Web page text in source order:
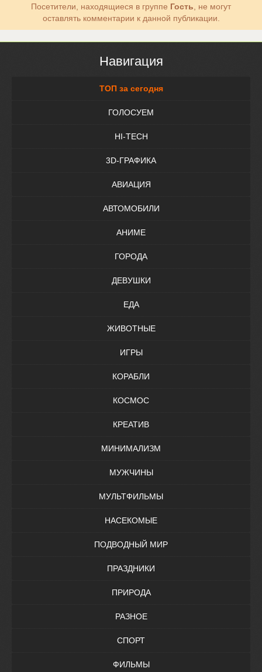
Посетители, находящиеся в группе Гость , не могут
оставлять комментарии к данной публикации.
Навигация
ТОП за сегодня
ГОЛОСУЕМ
HI-TECH
3D-ГРАФИКА
АВИАЦИЯ
АВТОМОБИЛИ
АНИМЕ
ГОРОДА
ДЕВУШКИ
ЕДА
ЖИВОТНЫЕ
ИГРЫ
КОРАБЛИ
КОСМОС
КРЕАТИВ
МИНИМАЛИЗМ
МУЖЧИНЫ
МУЛЬТФИЛЬМЫ
НАСЕКОМЫЕ
ПОДВОДНЫЙ МИР
ПРАЗДНИКИ
ПРИРОДА
РАЗНОЕ
СПОРТ
ФИЛЬМЫ